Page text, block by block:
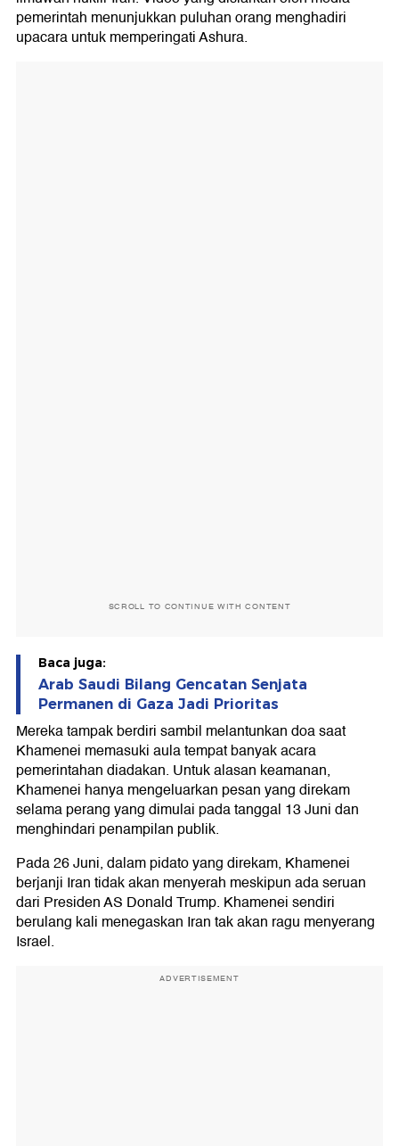
pemerintah menunjukkan puluhan orang menghadiri
upacara untuk memperingati Ashura.
SCROLL TO CONTINUE WITH CONTENT
Baca juga:
Arab Saudi Bilang Gencatan Senjata
Permanen di Gaza Jadi Prioritas
Mereka tampak berdiri sambil melantunkan doa saat
Khamenei memasuki aula tempat banyak acara
pemerintahan diadakan. Untuk alasan keamanan,
Khamenei hanya mengeluarkan pesan yang direkam
selama perang yang dimulai pada tanggal 13 Juni dan
menghindari penampilan publik.
Pada 26 Juni, dalam pidato yang direkam, Khamenei
berjanji Iran tidak akan menyerah meskipun ada seruan
dari Presiden AS Donald Trump. Khamenei sendiri
berulang kali menegaskan Iran tak akan ragu menyerang
Israel.
ADVERTISEMENT